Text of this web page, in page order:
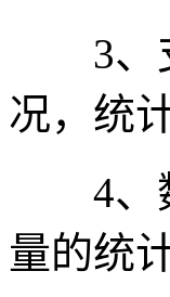
3、支
况，统
4、数
量的统